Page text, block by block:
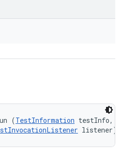
(TestInformation testInfo,
listener)